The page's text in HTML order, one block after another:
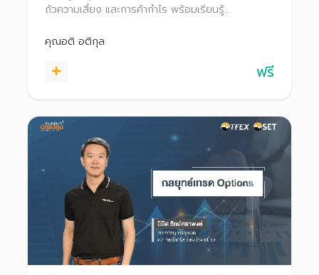
ถัวความเสี่ยง และการค้ากําไร พร้อมเรียนรู้
คุณอติ อติกุล
ฟรี